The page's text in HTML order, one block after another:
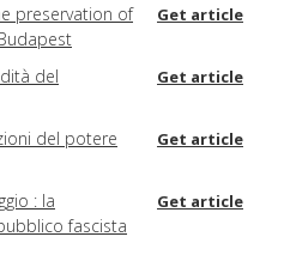
preservation of
Get article
del
Get article
del potere
Get article
: la
fascista
Get article